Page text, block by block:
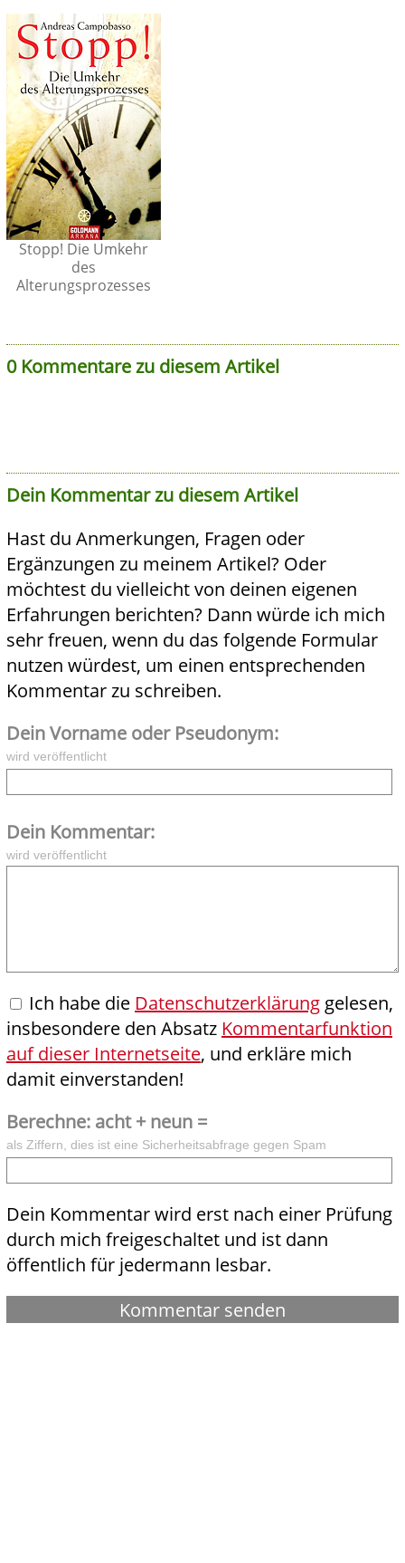
Stopp! Die Umkehr
des
Alterungsprozesses
0 Kommentare zu diesem Artikel
Dein Kommentar zu diesem Artikel
Hast du Anmerkungen, Fragen oder
Ergänzungen zu meinem Artikel? Oder
möchtest du vielleicht von deinen eigenen
Erfahrungen berichten? Dann würde ich mich
sehr freuen, wenn du das folgende Formular
nutzen würdest, um einen entsprechenden
Kommentar zu schreiben.
Dein Vorname oder Pseudonym:
wird veröffentlicht
Dein Kommentar:
wird veröffentlicht
Ich habe die Datenschutzerklärung gelesen,
insbesondere den Absatz Kommentarfunktion
auf dieser Internetseite, und erkläre mich
damit einverstanden!
Berechne: acht + neun =
als Ziffern, dies ist eine Sicherheitsabfrage gegen Spam
Dein Kommentar wird erst nach einer Prüfung
durch mich freigeschaltet und ist dann
öffentlich für jedermann lesbar.